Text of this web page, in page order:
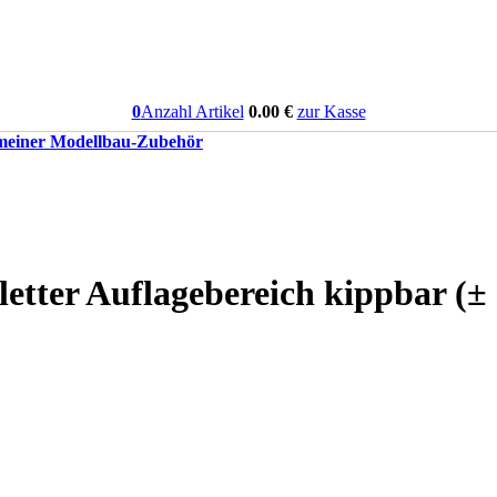
0Anzahl Artikel 0.00€ zur Kasse
Modellbau-Zubehör
Auflagebereich kippbar (±